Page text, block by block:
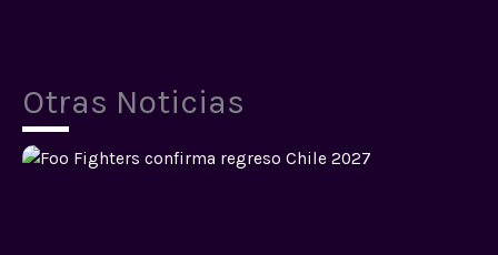
Otras Noticias